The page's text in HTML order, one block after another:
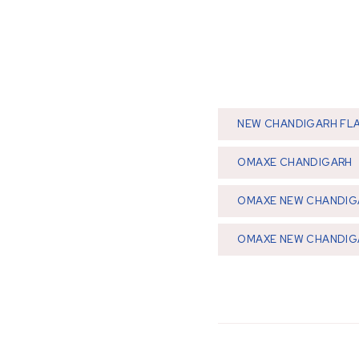
NEW CHANDIGARH
OMAXE CHANDIGARH
OMAXE NEW
OMAXE NEW